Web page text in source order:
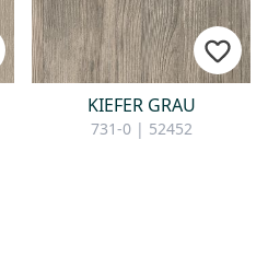
KIEFER GRAU
731-0 | 52452